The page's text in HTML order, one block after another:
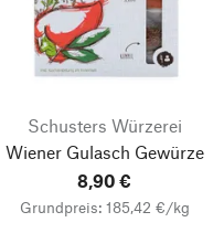
Schusters Würzerei
Wiener Gulasch Gewürze
8,90 €
Grundpreis: 185,42 €/kg